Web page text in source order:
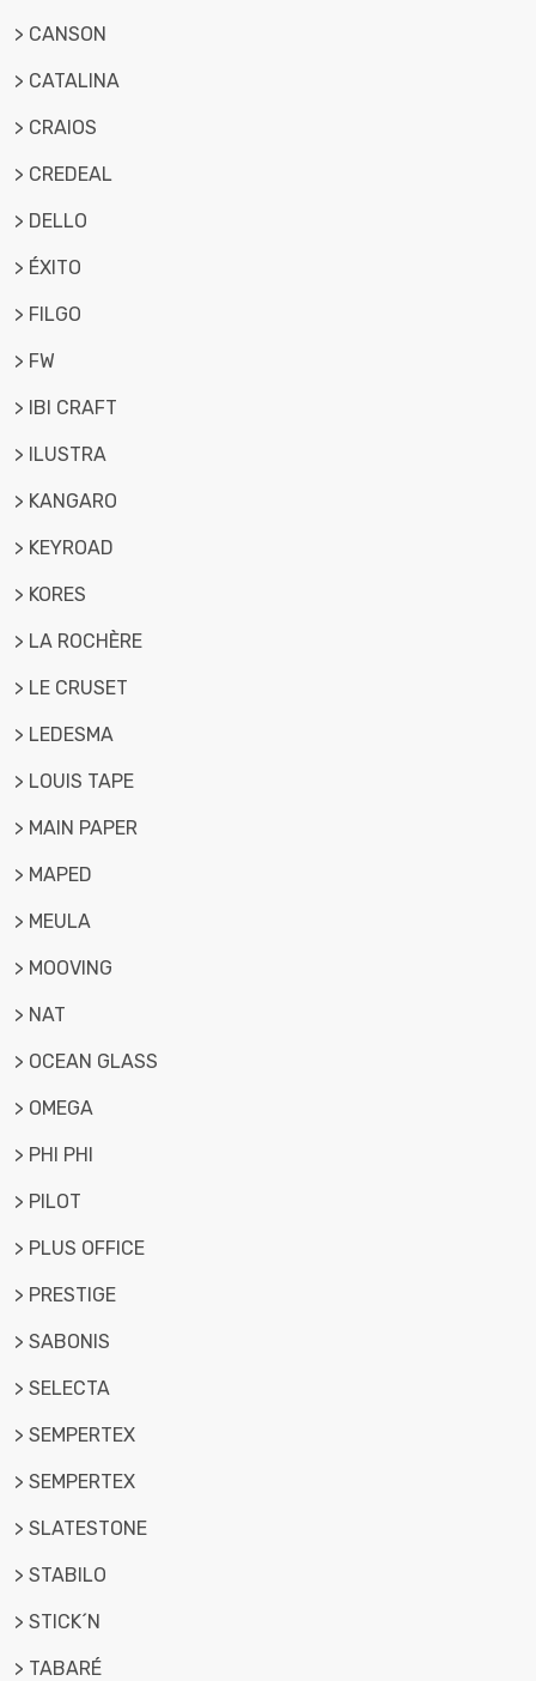
> CANSON
> CATALINA
> CRAIOS
> CREDEAL
> DELLO
> ÉXITO
> FILGO
> FW
> IBI CRAFT
> ILUSTRA
> KANGARO
> KEYROAD
> KORES
> LA ROCHÈRE
> LE CRUSET
> LEDESMA
> LOUIS TAPE
> MAIN PAPER
> MAPED
> MEULA
> MOOVING
> NAT
> OCEAN GLASS
> OMEGA
> PHI PHI
> PILOT
> PLUS OFFICE
> PRESTIGE
> SABONIS
> SELECTA
> SEMPERTEX
> SEMPERTEX
> SLATESTONE
> STABILO
> STICK´N
> TABARÉ